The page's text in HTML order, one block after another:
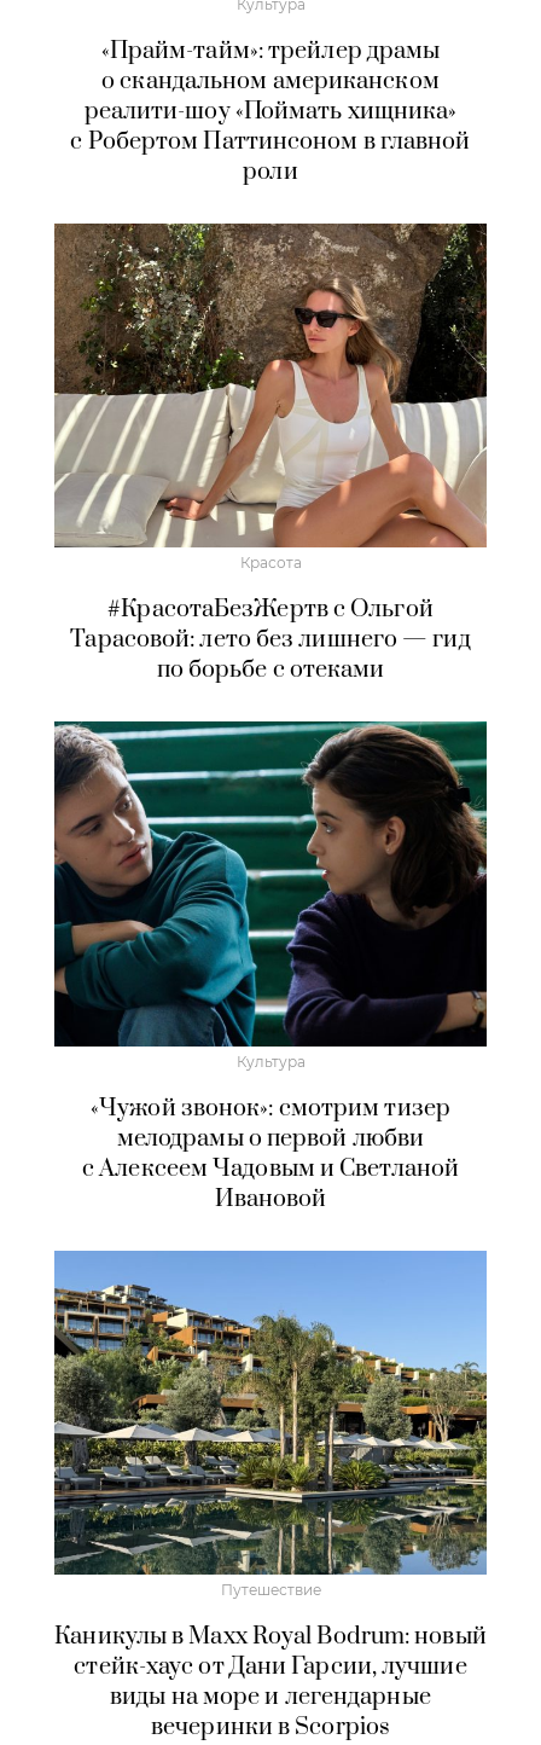
Культура
«Прайм-тайм»: трейлер драмы
о скандальном американском
реалити-шоу «Поймать хищника»
с Робертом Паттинсоном в главной
роли
Красота
#КрасотаБезЖертв с Ольгой
Тарасовой: лето без лишнего — гид
по борьбе с отеками
Культура
«Чужой звонок»: смотрим тизер
мелодрамы о первой любви
с Алексеем Чадовым и Светланой
Ивановой
Путешествие
Каникулы в Maxx Royal Bodrum: новый
стейк-хаус от Дани Гарсии, лучшие
виды на море и легендарные
вечеринки в Scorpios